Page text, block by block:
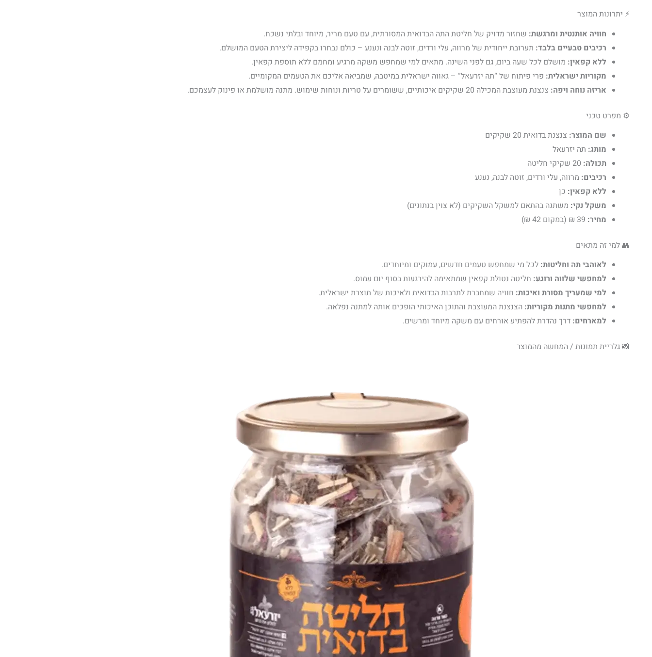
⚡ יתרונות המוצר
חוויה אותנטית ומרגשת: שחזור מדויק של חליטת התה הבדואית המסורתית, עם טעם מריר, מיוחד ובלתי נשכח.
רכיבים טבעיים בלבד: תערובת ייחודית של מרווה, עלי ורדים, זוטה לבנה ונענע – כולם נבחרו בקפידה ליצירת הטעם המושלם.
ללא קפאין: מושלם לכל שעה ביום, גם לפני השינה. מתאים למי שמחפש משקה מרגיע ומחמם ללא תוספת קפאין.
מקוריות ישראלית: פרי פיתוח של “תה יזרעאל” – גאווה ישראלית במיטבה, שמביאה אליכם את הטעמים המקומיים.
אריזה נוחה ויפה: צנצנת מעוצבת המכילה 20 שקיקים איכותיים, ששומרים על טריות ונוחות שימוש. מתנה מושלמת או פינוק לעצמכם.
⚙️ מפרט טכני
שם המוצר: צנצנת בדואית 20 שקיקים
מותג: תה יזרעאל
תכולה:
רכיבים: מרווה, עלי ורדים, זוטה לבנה, נענע
ללא קפאין: כן
משקל נקי: משתנה בהתאם למשקל השקיקים (לא צוין בנתונים)
מחיר:
👥 למי זה מתאים
לאוהבי תה וחליטות: לכל מי שמחפש טעמים חדשים, עמוקים ומיוחדים.
למחפשי שלווה ורוגע: חליטה נטולת קפאין שמתאימה להירגעות בסוף יום עמוס.
למי שמעריך מסורת ואיכות: חוויה שמחברת לתרבות הבדואית ולאיכות של תוצרת ישראלית.
למחפשי מתנות מקוריות: הצנצנת המעוצבת והתוכן האיכותי הופכים אותה למתנה נפלאה.
למארחים: דרך נהדרת להפתיע אורחים עם משקה מיוחד ומרשים.
📸 גלריית תמונות / המחשה מהמוצר